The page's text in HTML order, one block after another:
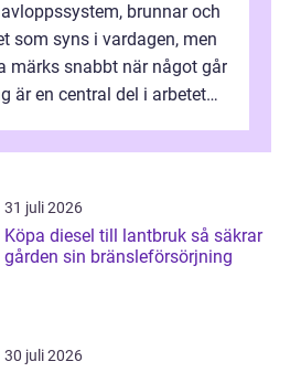
brunnar och
som syns i vardagen, men
märks snabbt när något går
är en central del i arbetet
31 juli 2026
Köpa diesel till lantbruk så säkrar
gården sin bränsleförsörjning
30 juli 2026